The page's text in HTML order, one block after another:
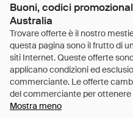
Buoni, codici
Australia
Mostra meno